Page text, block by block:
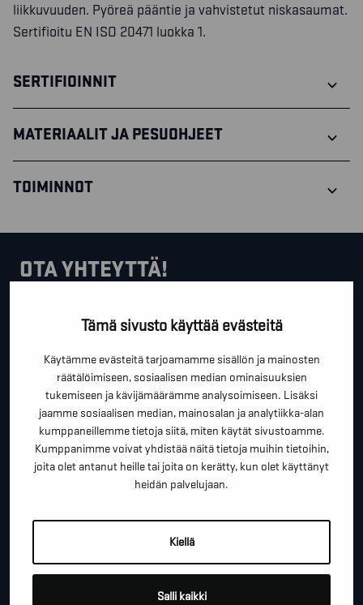
Tämä sivusto käyttää evästeitä
Käytämme evästeitä tarjoamamme sisällön ja mainosten
räätälöimiseen, sosiaalisen median ominaisuuksien
tukemiseen ja kävijämäärämme analysoimiseen. Lisäksi
jaamme sosiaalisen median, mainosalan ja analytiikka-alan
kumppaneillemme tietoja siitä, miten käytät sivustoamme.
Kumppanimme voivat yhdistää näitä tietoja muihin tietoihin,
joita olet antanut heille tai joita on kerätty, kun olet käyttänyt
heidän palvelujaan.
Kiellä
Salli kaikki
liikkuvuuden. Pyöreä pääntie ja vahvistetut niskasaumat.
Sertifioitu EN ISO 20471 luokka 1.
SERTIFIOINNIT
MATERIAALIT JA PESUOHJEET
TOIMINNOT
OTA YHTEYTTÄ!
kartoituskäyntiä tai ihan vain lähettää lämpimiä
terveisiä!
" näyttää pakolliset kentät
ETUNIMI SUKUNIMI *
SÄHKÖPOSTI *